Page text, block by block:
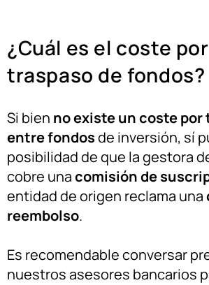
¿Cuál es el coste
traspaso de fondos?
Si bien no existe un coste por
entre fondosde inversión, sí
posibilidad de que la gestora
cobre unacomisión de
entidad de origen reclama una
reembolso.
Es recomendable conversar
nuestros asesores bancarios